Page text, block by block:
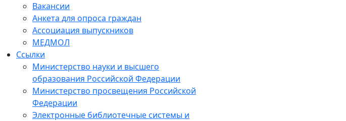
Вакансии
Анкета для опроса граждан
Ассоциация выпускников
МЕДМОЛ
Ссылки
Министерство науки и высшего
образования Российской Федерации
Министерство просвещения Российской
Федерации
Электронные библиотечные системы и